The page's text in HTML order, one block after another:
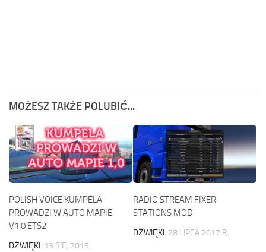
MOŻESZ TAKŻE POLUBIĆ...
POLISH VOICE KUMPELA
PROWADZI W AUTO MAPIE
V1.0 ETS2
DŹWIĘKI 13 SIE, 2019
RADIO STREAM FIXER
STATIONS MOD
DŹWIĘKI 28 LIPCA 2017 R.